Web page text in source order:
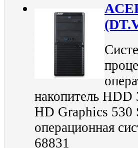
накопитель
HD Graphics 530
операционная
68831